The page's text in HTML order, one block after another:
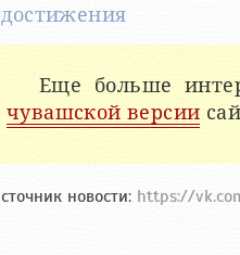
Еще больше
чувашской версии
новости: https://